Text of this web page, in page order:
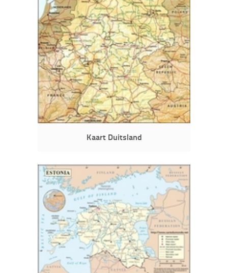
Kaart Duitsland